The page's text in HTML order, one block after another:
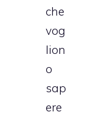
che
vog
lion
o
sap
ere